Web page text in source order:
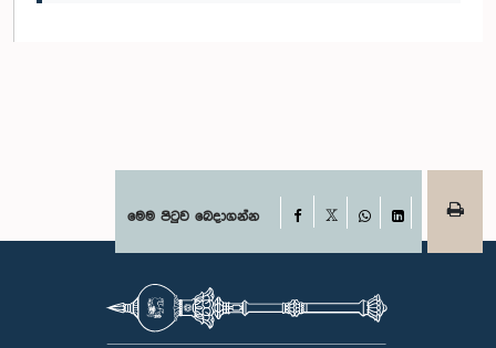
මෙම පිටුව බෙදාගන්න Facebook
WhatsAppLinkedIn